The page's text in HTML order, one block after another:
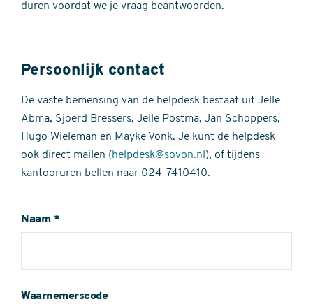
duren voordat we je vraag beantwoorden.
Persoonlijk contact
De vaste bemensing van de helpdesk bestaat uit Jelle
Abma, Sjoerd Bressers, Jelle Postma, Jan Schoppers,
Hugo Wieleman en Mayke Vonk. Je kunt de helpdesk
ook direct mailen (helpdesk@sovon.nl ), of tijdens
kantooruren bellen naar 024-7410410.
Naam
Waarnemerscode